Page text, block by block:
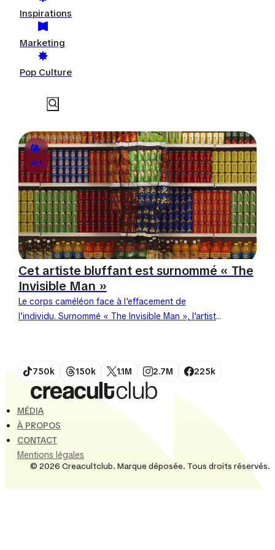
Inspirations
Marketing
Pop Culture
Art
Cet artiste bluffant est surnommé « The
Invisible Man »
Le corps caméléon face à l'effacement de
l'individu. Surnommé « The Invisible Man », l'artiste
750k 150k 1.1M 2.7M 225k
MÉDIA
À PROPOS
CONTACT
Mentions légales
© 2026 Creacultclub. Marque déposée. Tous droits réservés.